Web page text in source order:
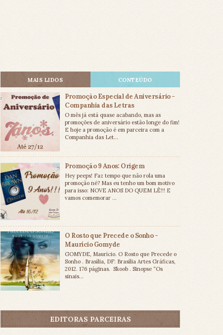
MAIS LIDOS CONTEÚDO
Promoção Especial de Aniversário -
Companhia das Letras
O mês já está quase acabando, mas as
promoções de aniversário estão longe do fim!
E hoje a promoção é em parceira com a
Companhia das Let...
Promoção 9 Anos: Origem
Hey peeps! Faz tempo que não rola uma
promoção né? Mas eu tenho um bom motivo
para isso: NOVE ANOS DO QUEM LÊ!!! E
vamos comemorar ...
O Rosto que Precede o Sonho -
Maurício Gomyde
GOMYDE, Maurício. O Rosto que Precede o
Sonho . Brasília, DF: Brasília Artes Gráficas,
2012. 176 páginas. Skoob . Sinopse “Os
sinais...
EDITORAS PARCEIRAS